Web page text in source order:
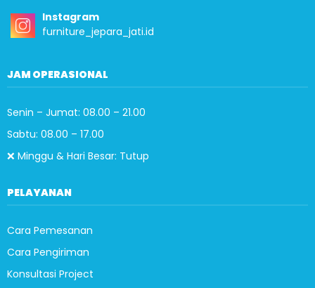
Instagram
furniture_jepara_jati.id
JAM OPERASIONAL
Senin – Jumat: 08.00 – 21.00
Sabtu: 08.00 – 17.00
❌ Minggu & Hari Besar: Tutup
PELAYANAN
Cara Pemesanan
Cara Pengiriman
Konsultasi Project